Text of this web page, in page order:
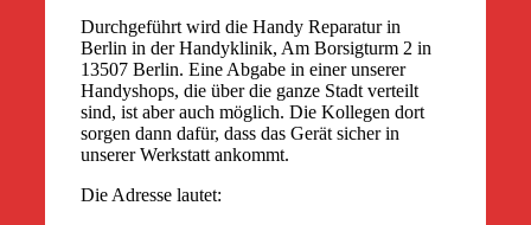
Durchgeführt wird die Handy Reparatur in
Berlin in der Handyklinik, Am Borsigturm 2 in
13507 Berlin. Eine Abgabe in einer unserer
Handyshops, die über die ganze Stadt verteilt
sind, ist aber auch möglich. Die Kollegen dort
sorgen dann dafür, dass das Gerät sicher in
unserer Werkstatt ankommt.
Die Adresse lautet: